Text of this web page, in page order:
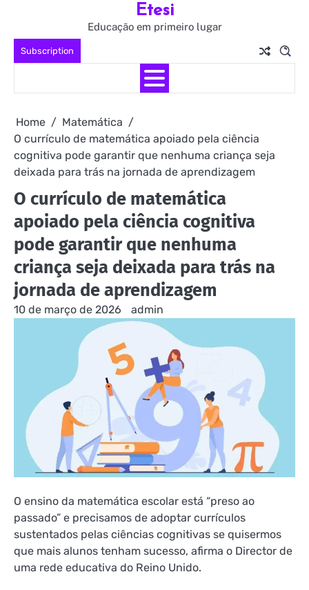
content
Subscription
Etesi
Educação em primeiro lugar
Home
Matemática
O currículo de matemática apoiado pela ciência
cognitiva pode garantir que nenhuma criança seja
deixada para trás na jornada de aprendizagem
O currículo de matemática
apoiado pela ciência cognitiva
pode garantir que nenhuma
criança seja deixada para trás na
jornada de aprendizagem
10 de março de 2026 admin
O ensino da matemática escolar está “preso ao
passado” e precisamos de adoptar currículos
sustentados pelas ciências cognitivas se quisermos
que mais alunos tenham sucesso, afirma o Director de
uma rede educativa do Reino Unido.